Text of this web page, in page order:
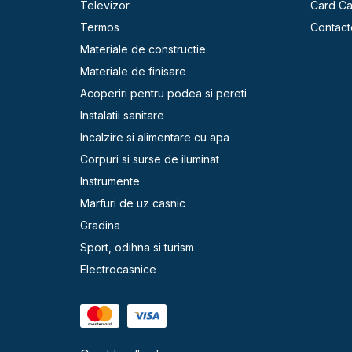
Televizor
Termos
Materiale de constructie
Materiale de finisare
Acoperiri pentru podea si pereti
Instalatii sanitare
Incalzire si alimentare cu apa
Corpuri si surse de iluminat
Instrumente
Marfuri de uz casnic
Gradina
Sport, odihna si turism
Electrocasnice
Card